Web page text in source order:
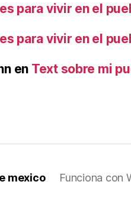
para vivir en el
para vivir en el
en Text sobre mi
mexico Funciona con